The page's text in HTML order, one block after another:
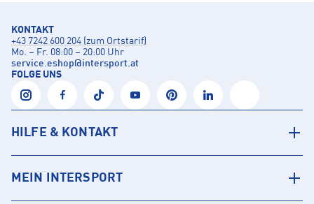
KONTAKT
+43 7242 600 204 (zum Ortstarif)
Mo. – Fr. 08:00 – 20:00 Uhr
service.eshop@intersport.at
FOLGE UNS
HILFE & KONTAKT
MEIN INTERSPORT